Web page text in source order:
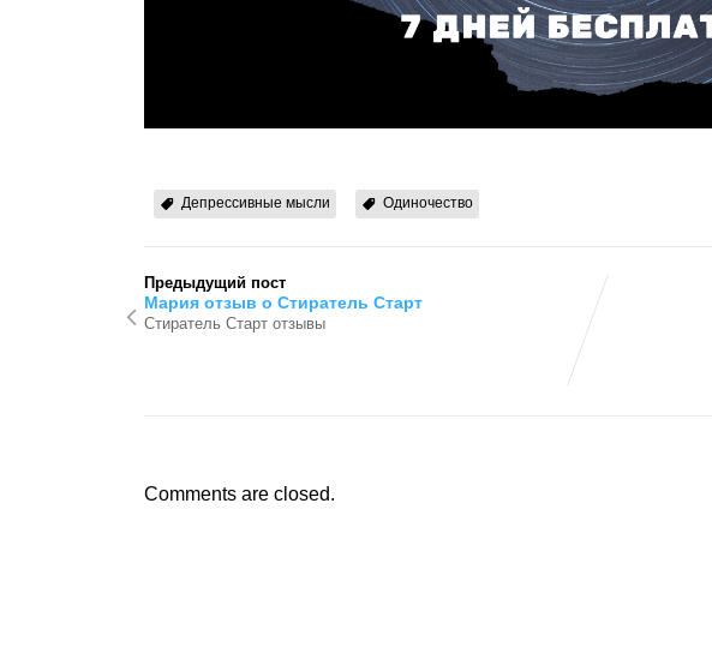
Депрессивные мысли Одиночество
Предыдущий пост
Мария отзыв о Стиратель Старт
Стиратель Старт отзывы
Comments are closed.